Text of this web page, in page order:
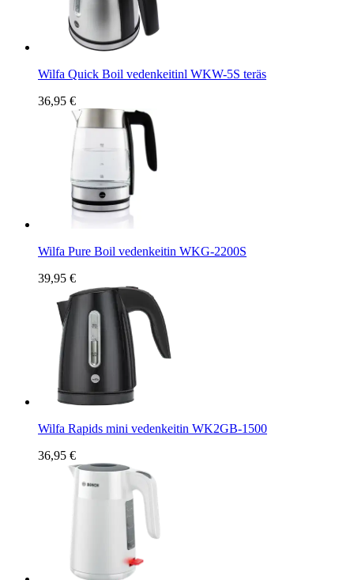
Wilfa Quick Boil vedenkeitinl WKW-5S teräs
36,95 €
Wilfa Pure Boil vedenkeitin WKG-2200S
39,95 €
Wilfa Rapids mini vedenkeitin WK2GB-1500
36,95 €